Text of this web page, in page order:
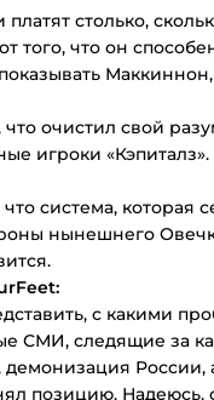
платят столько,
того, что он
что очистил свой
игроки
система, которая
нынешнего
с какими
СМИ, следящие за
демонизация России,
позицию. Надеюсь,